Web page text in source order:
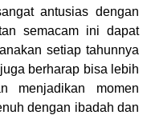
antusias dengan
semacam ini dapat
setiap tahunnya
berharap bisa lebih
menjadikan momen
dengan ibadah dan